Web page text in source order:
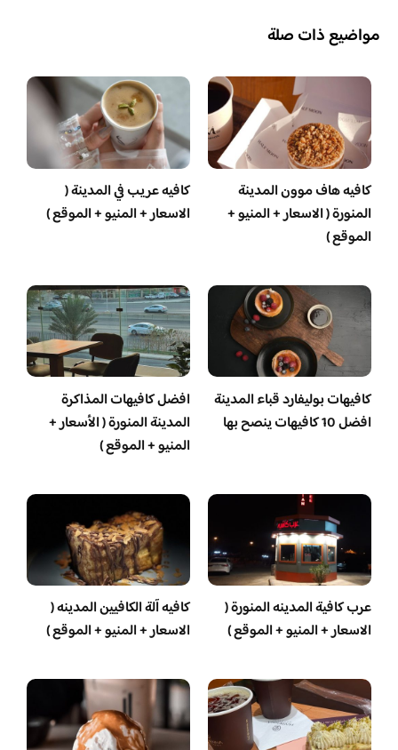
مواضيع ذات صلة
كافيه هاف موون المدينة
المنورة ( الاسعار + المنيو +
الموقع )
كافيه عريب في المدينة (
الاسعار + المنيو + الموقع )
كافيهات بوليفارد قباء المدينة
افضل 10 كافيهات ينصح بها
افضل كافيهات المذاكرة
المدينة المنورة ( الأسعار +
المنيو + الموقع )
عرب كافية المدينه المنورة (
الاسعار + المنيو + الموقع )
كافيه آلة الكافيين المدينه (
الاسعار + المنيو + الموقع )